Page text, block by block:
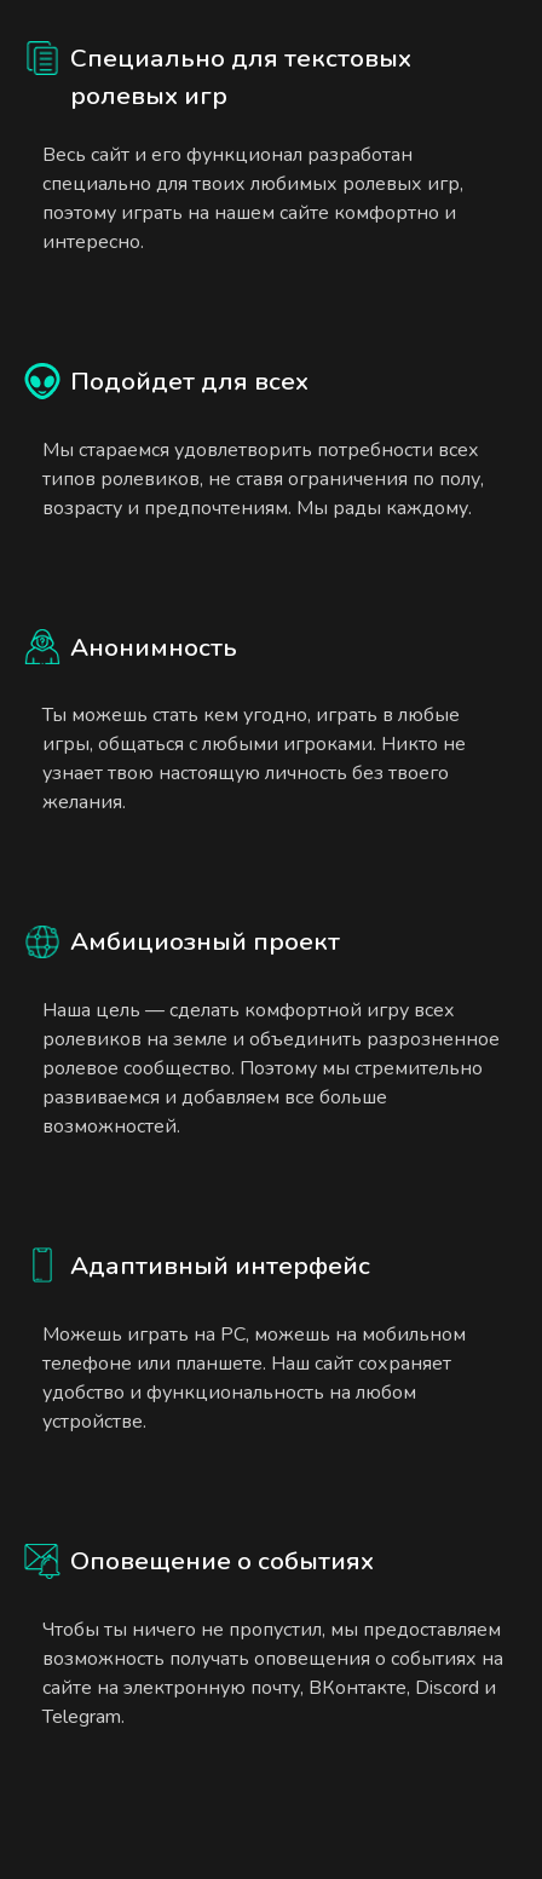
Специально для текстовых
ролевых игр
Весь сайт и его функционал разработан
специально для твоих любимых ролевых игр,
поэтому играть на нашем сайте комфортно и
интересно.
Подойдет для всех
Мы стараемся удовлетворить потребности всех
типов ролевиков, не ставя ограничения по полу,
возрасту и предпочтениям. Мы рады каждому.
Анонимность
Ты можешь стать кем угодно, играть в любые
игры, общаться с любыми игроками. Никто не
узнает твою настоящую личность без твоего
желания.
Амбициозный проект
Наша цель — сделать комфортной игру всех
ролевиков на земле и объединить разрозненное
ролевое сообщество. Поэтому мы стремительно
развиваемся и добавляем все больше
возможностей.
Адаптивный интерфейс
Можешь играть на PC, можешь на мобильном
телефоне или планшете. Наш сайт сохраняет
удобство и функциональность на любом
устройстве.
Оповещение о событиях
Чтобы ты ничего не пропустил, мы предоставляем
возможность получать оповещения о событиях на
сайте на электронную почту, ВКонтакте, Discord и
Telegram.